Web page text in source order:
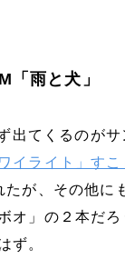
「雨と犬」
出てくるのが
イライト」す
が、その他に
オ」の２本だ
ず。